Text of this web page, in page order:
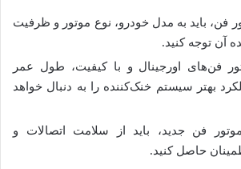
فن، باید به مدل خودرو، نوع موتور و ظرفیت
آن توجه کنید.
فن‌های اورجینال و با کیفیت، طول عمر
بهتر سیستم خنک‌کننده را به دنبال خواهد
فن جدید، باید از سلامت اتصالات و
حاصل کنید.